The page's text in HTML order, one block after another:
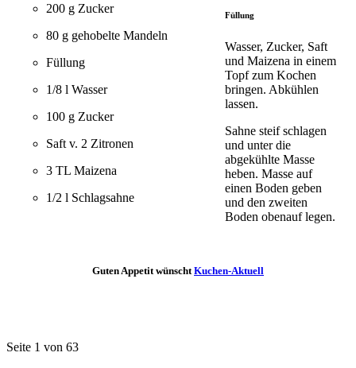
200 g Zucker
80 g gehobelte Mandeln
Füllung
1/8 l Wasser
100 g Zucker
Saft v. 2 Zitronen
3 TL Maizena
1/2 l Schlagsahne
Füllung
Wasser, Zucker, Saft
und Maizena in einem
Topf zum Kochen
bringen. Abkühlen
lassen.
Sahne steif schlagen
und unter die
abgekühlte Masse
heben. Masse auf
einen Boden geben
und den zweiten
Boden obenauf legen.
Guten Appetit wünscht Kuchen-Aktuell
Seite 1 von 63